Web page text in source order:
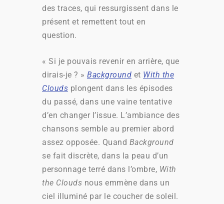
des traces, qui ressurgissent dans le
présent et remettent tout en
question.
« Si je pouvais revenir en arrière, que
dirais-je ? » Background et With the
Clouds plongent dans les épisodes
du passé, dans une vaine tentative
d’en changer l’issue. L’ambiance des
chansons semble au premier abord
assez opposée. Quand Background
se fait discrète, dans la peau d’un
personnage terré dans l’ombre, With
the Clouds nous emmène dans un
ciel illuminé par le coucher de soleil.